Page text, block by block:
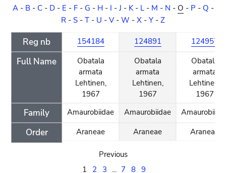
A- B- C- D- E - F- G - H- I -J - K- L- M - N - O - P - Q -
R - S - T - U - V- W - X - Y - Z
Reg nb
Full Name
Family
Order
154184
Obatala
armata
Lehtinen,
1967
Amaurobiidae
Araneae
124891
Obatala
armata
Lehtinen,
1967
Amaurobiidae
Araneae
124957
Obatala
armata
Lehtinen,
1967
Araneae
Previous
1
2 3 ... 7 8 9